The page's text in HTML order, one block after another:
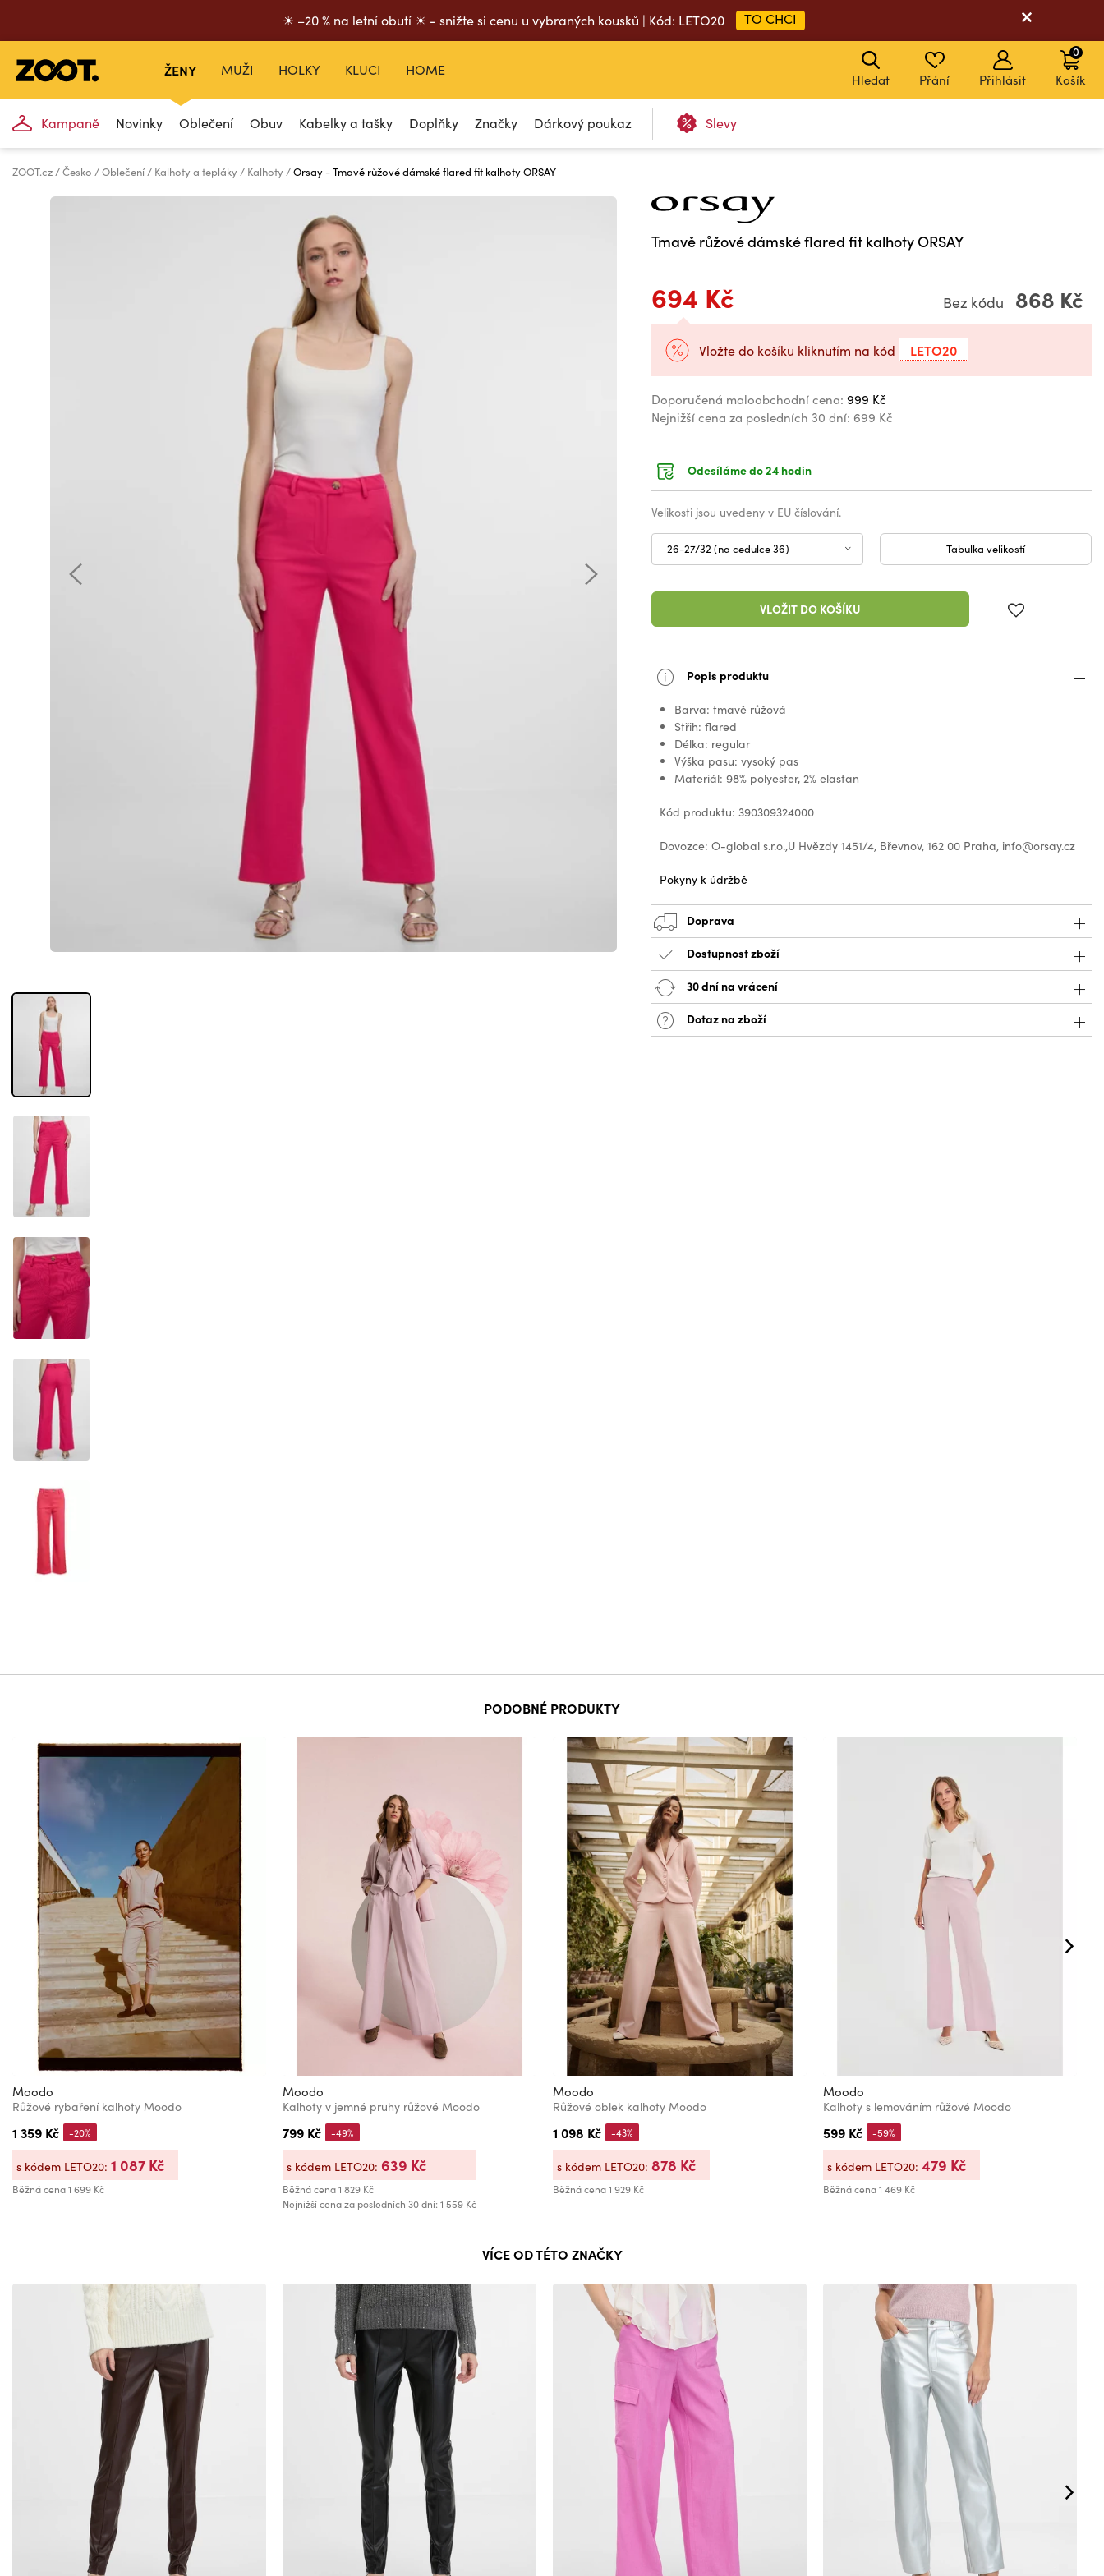
☀ –20 % na letní obutí ☀ - snižte si cenu u vybraných kousků | Kód: LETO20 TO CHCI
ŽENY
Kampaně Novinky Oblečení Obuv Kabelky a tašky Doplňky Značky Dárkový poukaz Slevy
MUŽI HOLKY KLUCI HOME
Hledat Přání Přihlásit Košík
0
ZOOT.cz Česko Oblečení Kalhoty a tepláky Kalhoty Orsay - Tmavě růžové dámské flared fit kalhoty ORSAY
Tmavě růžové dámské flared fit kalhoty ORSAY
694 Kč Bez kódu 868 Kč
Vložte do košíku kliknutím na kód LETO20
Doporučená maloobchodní cena: 999 Kč
Nejnižší cena za posledních 30 dní: 699 Kč
Odesíláme do 24 hodin
Velikosti jsou uvedeny v EU číslování.
26-27/32 (na cedulce 36) Tabulka velikostí
VLOŽIT DO KOŠÍKU
Popis produktu
Barva: tmavě růžová
Střih: flared
Délka: regular
Výška pasu: vysoký pas
Materiál: 98% polyester, 2% elastan
Kód produktu: 390309324000
Dovozce: O-global s.r.o.,U Hvězdy 1451/4, Břevnov, 162 00 Praha, info@orsay.cz
Pokyny k údržbě
Doprava
Dostupnost zboží
30 dní na vrácení
Dotaz na zboží
PODOBNÉ PRODUKTY
Moodo
Růžové rybaření kalhoty Moodo
1 359 Kč
Běžná cena1 699 Kč
-20%
s kódem LETO20: 1 087 Kč
Moodo
Kalhoty v jemné pruhy růžové Moodo
799 Kč
Běžná cena1 829 Kč
Nejnižší cena za posledních 30 dní: 1 559 Kč
-49%
s kódem LETO20: 639 Kč
Moodo
Růžové oblek kalhoty Moodo
1 098 Kč
Běžná cena1 929 Kč
-43%
s kódem LETO20: 878 Kč
Moodo
Kalhoty s lemováním růžové Moodo
599 Kč
Běžná cena1 469 Kč
-59%
s kódem LETO20: 479 Kč
VÍCE OD TÉTO ZNAČKY